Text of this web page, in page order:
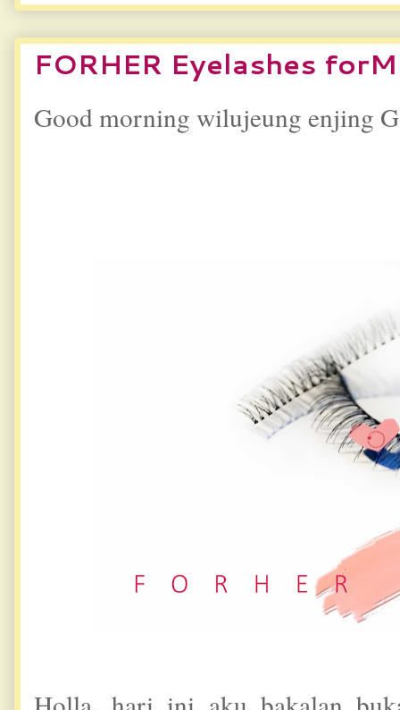
FORHER Eyelashes
Good morning wilujeung enjing